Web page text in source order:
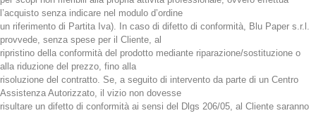
l’acquisto senza indicare nel modulo d’ordine
un riferimento di Partita Iva). In caso di difetto di conformità, Blu Paper s.r.l.
provvede, senza spese per il Cliente, al
ripristino della conformità del prodotto mediante riparazione/sostituzione o
alla riduzione del prezzo, fino alla
risoluzione del contratto. Se, a seguito di intervento da parte di un Centro
Assistenza Autorizzato, il vizio non dovesse
risultare un difetto di conformità ai sensi del Dlgs 206/05, al Cliente saranno